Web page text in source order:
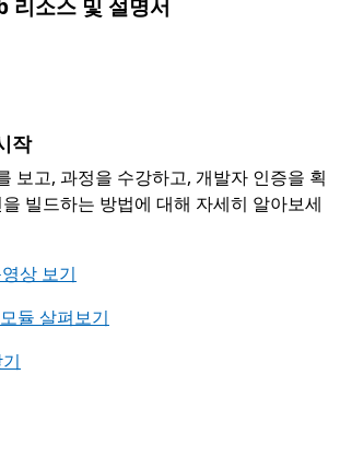
소스 및 설명서
작
보고, 과정을 수강하고, 개발자 인증을 획
빌드하는 방법에 대해 자세히 알아보세
상 보기
듈 살펴보기